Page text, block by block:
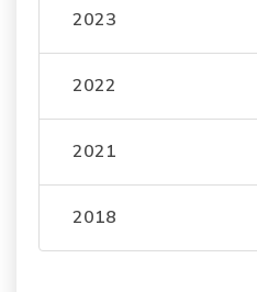
2023
2022
2021
2018